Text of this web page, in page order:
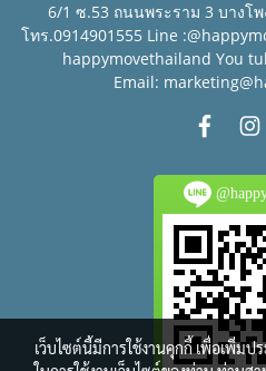
6/1 ซ.53 ถนนพระราม 3 บางโ
โทร.0914901555 Line
happymovethailand You
Email:
เว็บไซต์นี้มีการใช้งานคุกกี้ เพื่อเพิ่ม